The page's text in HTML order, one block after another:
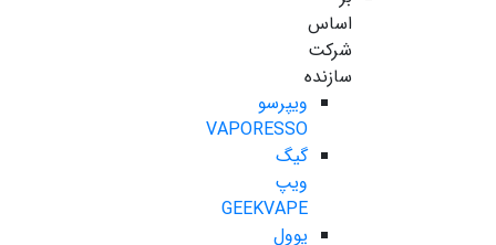
اساس
شرکت
سازنده
ویپرسو
VAPORESSO
گیگ
ویپ
GEEKVAPE
یوول